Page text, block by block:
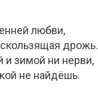
любви,
дрожь.
и зимой ни нерви,
не найдёшь.